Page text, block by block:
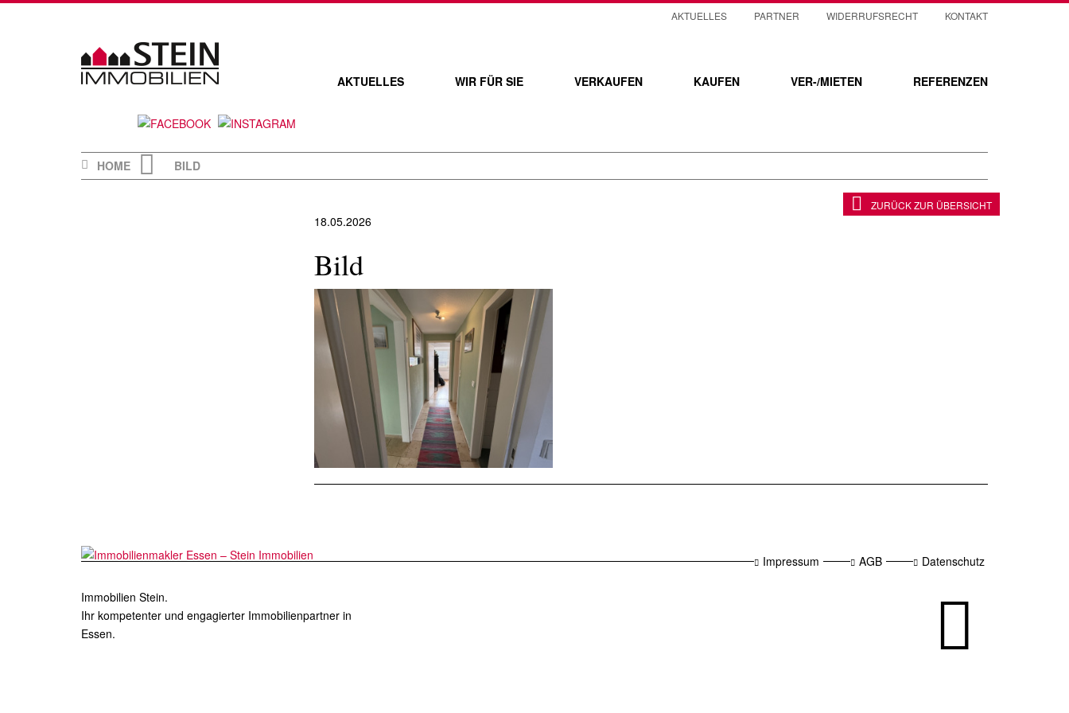
AKTUELLES WIR FÜR SIE VERKAUFEN KAUFEN VER-/MIETEN REFERENZEN
AKTUELLES PARTNER WIDERRUFSRECHT KONTAKT
HOME BILD
18.05.2026
Bild
ZURÜCK ZUR ÜBERSICHT
Immobilien Stein.
Ihr kompetenter und engagierter Immobilienpartner in
Essen.
Impressum AGB Datenschutz